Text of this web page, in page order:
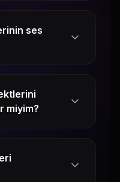
ses
miyim?